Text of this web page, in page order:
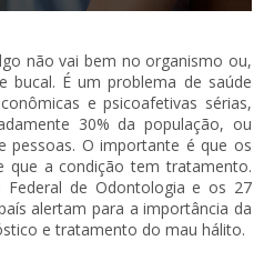
não vai bem no organismo ou,
bucal. É um problema de saúde
e psicoafetivas sérias,
30% da população, ou
pessoas. O importante é que os
que a condição tem tratamento.
de Odontologia e os 27
alertam para a importância da
e tratamento do mau hálito.